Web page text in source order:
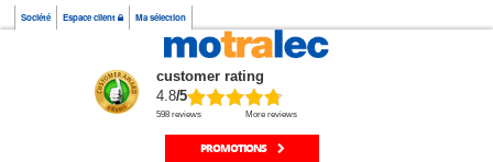
Société Espace client Ma sélection
customer rating
4.8/5
598 reviews More reviews
PROMOTIONS